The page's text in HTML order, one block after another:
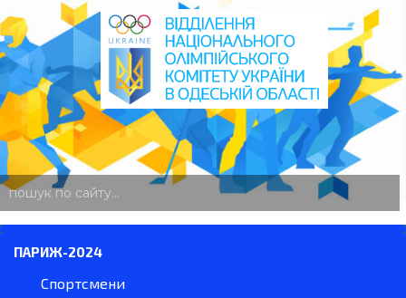
пошук
по
ПАРИЖ-2024
Спортсмени